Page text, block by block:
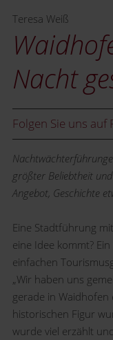
Teresa Weiß
Nacht
Folgen Sie uns auf
größter Beliebtheit
Angebot, Geschichte
Eine Stadtführung
eine Idee kommt?
einfachen
„Wir haben uns
gerade in
historischen Figur
wurde viel erzählt